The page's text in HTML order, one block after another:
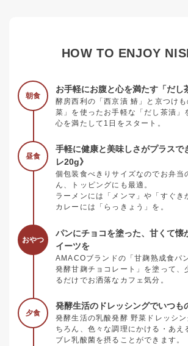
HOW TO ENJOY
朝食
お手軽にお腹と心を満たす「だし
酵房西利の「西京漬 鰆」と京つけ
菜」を使ったお手軽な「だし茶漬」
心を満たして1日をスタート。
昼食
手軽に健康と美味しさがプラスで
レ20g》
個包装食べきりサイズなのでお弁当
ん、トッピングにも最適。
ラーメンには「メンマ」や「すぐき
カレーには「らっきょう」を。
おやつ
パンにチョコを塗った、甘くて懐
イーツを
AMACOブランドの「甘麹熟成食パ
発酵甘麹チョコレート」を塗って、
るだけでお洒落なカフェ気分。
夕食
発酵生活のドレッシングでいつも
発酵生活の乳酸発酵 野菜ドレッシ
ちろん、色々な調理にかける・あえ
ブレ乳酸菌を摂ることができます。